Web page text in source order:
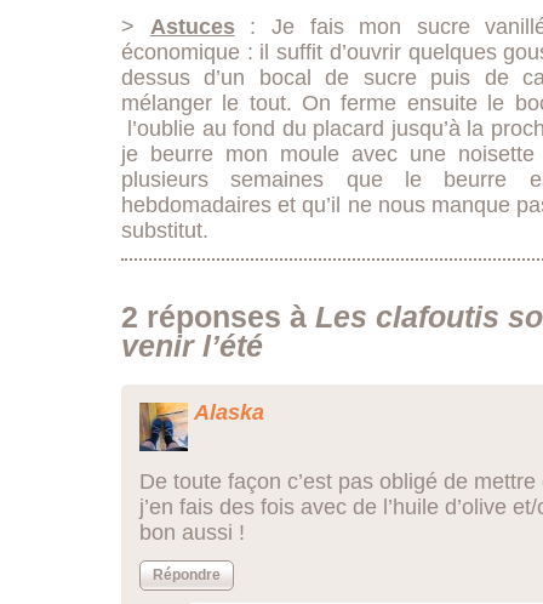
> Astuces: Je fais mon sucre vanillé
économique : il suffit d’ouvrir quelques
dessus d’un bocal de sucre puis de
mélanger le tout. On ferme ensuite le
l’oublie au fond du placard jusqu’à la
je beurre mon moule avec une
plusieurs semaines que le beurre
hebdomadaires et qu’il ne nous manque
substitut.
2 réponses à Les clafoutis
venir l’été
Alaska
De toute façon c’est pas obligé de
j’en fais des fois avec de l’huile d’olive
bon aussi !
Répondre